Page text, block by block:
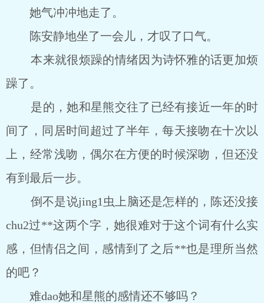
她气冲冲地走了。
陈安静地坐了一会儿，才叹了口气。
本来就很烦躁的情绪因为诗怀雅的话更加烦
躁了。
是的，她和星熊交往了已经有接近一年的时
间了，同居时间超过了半年，每天接吻在十次以
上，经常浅吻，偶尔在方便的时候深吻，但还没
有到最后一步。
倒不是说jing1虫上脑还是怎样的，陈还没接
chu2过**这两个字，她很难对于这个词有什么实
感，但情侣之间，感情到了之后**也是理所当然
的吧？
难dao她和星熊的感情还不够吗？